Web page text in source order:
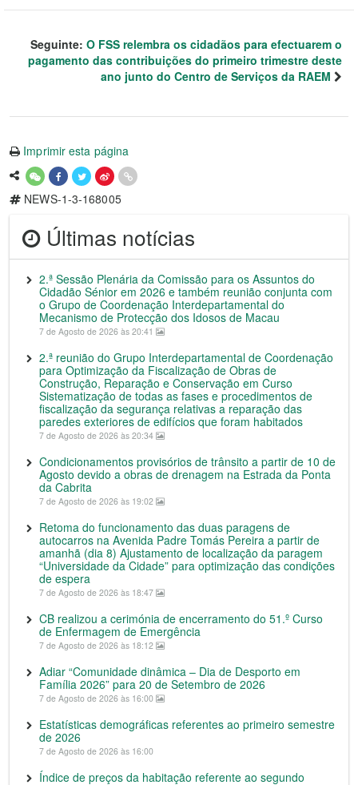
Seguinte: O FSS relembra os cidadãos para efectuarem o
pagamento das contribuições do primeiro trimestre deste
ano junto do Centro de Serviços da RAEM
Imprimir esta página
NEWS-1-3-168005
Últimas notícias
2.ª Sessão Plenária da Comissão para os Assuntos do
Cidadão Sénior em 2026 e também reunião conjunta com
o Grupo de Coordenação Interdepartamental do
Mecanismo de Protecção dos Idosos de Macau
7 de Agosto de 2026 às 20:41
2.ª reunião do Grupo Interdepartamental de Coordenação
para Optimização da Fiscalização de Obras de
Construção, Reparação e Conservação em Curso
Sistematização de todas as fases e procedimentos de
fiscalização da segurança relativas a reparação das
paredes exteriores de edifícios que foram habitados
7 de Agosto de 2026 às 20:34
Condicionamentos provisórios de trânsito a partir de 10 de
Agosto devido a obras de drenagem na Estrada da Ponta
da Cabrita
7 de Agosto de 2026 às 19:02
Retoma do funcionamento das duas paragens de
autocarros na Avenida Padre Tomás Pereira a partir de
amanhã (dia 8) Ajustamento de localização da paragem
“Universidade da Cidade” para optimização das condições
de espera
7 de Agosto de 2026 às 18:47
CB realizou a cerimónia de encerramento do 51.º Curso
de Enfermagem de Emergência
7 de Agosto de 2026 às 18:12
Adiar “Comunidade dinâmica – Dia de Desporto em
Família 2026” para 20 de Setembro de 2026
7 de Agosto de 2026 às 16:00
Estatísticas demográficas referentes ao primeiro semestre
de 2026
7 de Agosto de 2026 às 16:00
Índice de preços da habitação referente ao segundo